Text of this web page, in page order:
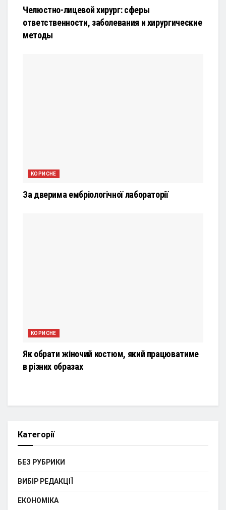
Челюстно-лицевой хирург: сферы
ответственности, заболевания и хирургические
методы
КОРИСНЕ
За дверима ембріологічної лабораторії
КОРИСНЕ
Як обрати жіночий костюм, який працюватиме
в різних образах
Категорії
БЕЗ РУБРИКИ
ВИБІР РЕДАКЦІЇ
ЕКОНОМІКА